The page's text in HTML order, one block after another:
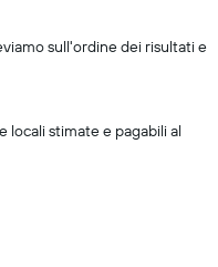
sull'ordine dei risultati e
locali stimate e pagabili al